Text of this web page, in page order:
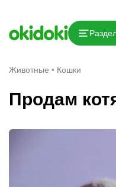
Животные Кошки
Продам
Скопировать ссылку